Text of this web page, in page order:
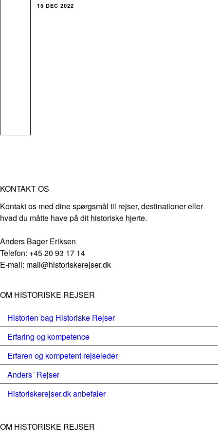
15 DEC 2022
KONTAKT OS
Kontakt os med dine spørgsmål til rejser, destinationer eller
hvad du måtte have på dit historiske hjerte.
Anders Bager Eriksen
Telefon: +45 20 93 17 14
E-mail: mail@historiskerejser.dk
OM HISTORISKE REJSER
Historien bag Historiske Rejser
Erfaring og kompetence
Erfaren og kompetent rejseleder
Anders´ Rejser
Historiskerejser.dk anbefaler
OM HISTORISKE REJSER